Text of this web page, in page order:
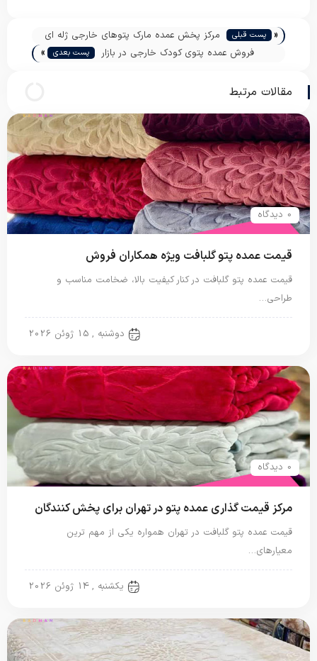
« پست قبلی
مرکز پخش عمده مارک پتوهای خارجی ژله ای
فروش عمده پتوی کودک خارجی در بازار
پست بعدی »
مقالات مرتبط
0 دیدگاه
قیمت عمده پتو گلبافت ویژه همکاران فروش
قیمت عمده پتو گلبافت در کنار کیفیت بالا، ضخامت مناسب و
طراحی…
دوشنبه , 15 ژوئن 2026
0 دیدگاه
مرکز قیمت گذاری عمده پتو در تهران برای پخش کنندگان
قیمت عمده پتو گلبافت در تهران همواره یکی از مهم ترین
معیارهای…
یکشنبه , 14 ژوئن 2026